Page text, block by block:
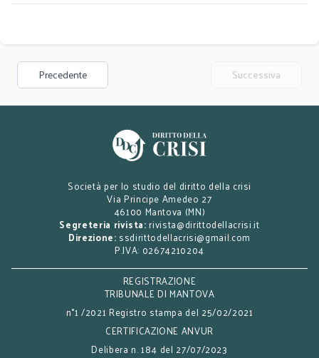
Precedente Successiva
Società per lo studio del diritto della crisi
Via Principe Amedeo 27
46100 Mantova (MN)
Segreteria rivista: rivista@dirittodellacrisi.it
Direzione: ssdirittodellacrisi@gmail.com
P.IVA: 02674210204
REGISTRAZIONE
TRIBUNALE DI MANTOVA
n°1 /2021 Registro stampa del 25/02/2021
CERTIFICAZIONE ANVUR
Delibera n. 184 del 27/07/2023